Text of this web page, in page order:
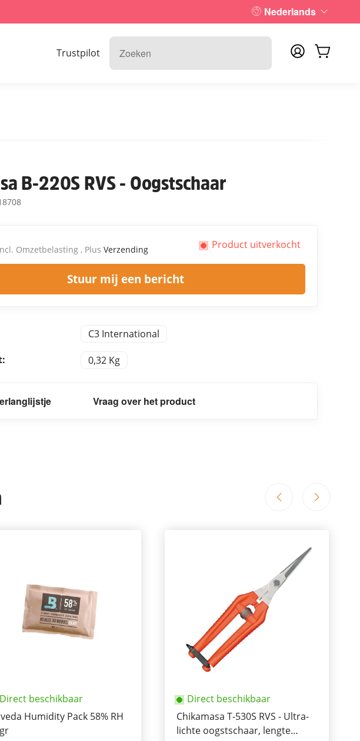
Nederlands
Trustpilot
B-220S RVS - Oogstschaar
Omzetbelasting , PlusVerzending Product uitverkocht
Stuur mij een bericht
C3 International
0,32 Kg
Vraag over het product
Direct beschikbaar
Humidity Pack 58% RH
Direct beschikbaar
Chikamasa T-530S RVS - Ultra-
lichte oogstschaar, lengte